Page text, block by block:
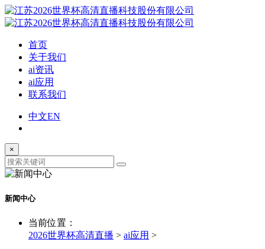
首页
关于我们
ai资讯
ai应用
联系我们
中文EN
×
新闻中心
当前位置：
2026世界杯高清直播 > ai应用 >